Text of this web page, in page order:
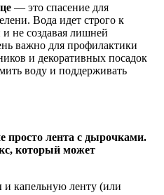
— это спасение для
Вода идет строго к
не создавая лишней
важно для профилактики
и декоративных посадок
воду и поддерживать
лента с дырочками.
который может
капельную ленту (или